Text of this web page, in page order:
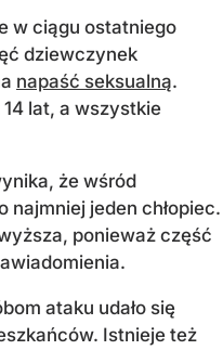
w ciągu ostatniego
dziewczynek
napaść seksualną.
lat, a wszystkie
że wśród
jeden chłopiec.
ponieważ część
ataku udało się
Istnieje też